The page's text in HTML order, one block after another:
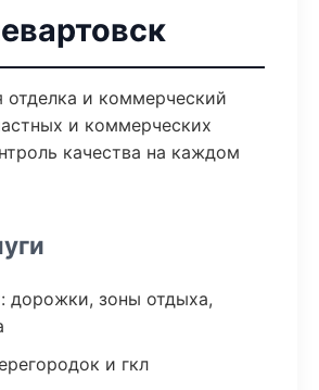
отделка и коммерческий
и коммерческих
качества на каждом
дорожки, зоны отдыха,
и гкл